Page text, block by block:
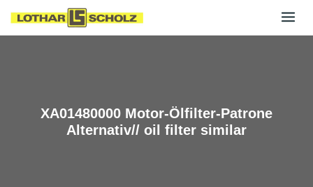
XA01480000 Motor-Ölfilter-Patrone
Alternativ// oil filter similar